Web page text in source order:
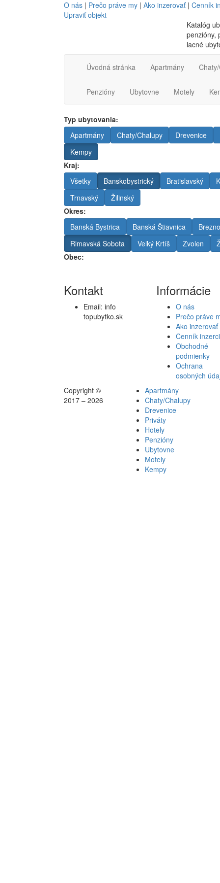
O nás | Prečo práve my | Ako inzerovať| Cenník
Upraviť objekt
Katalóg
penzióny,
lacné
Úvodná stránka Apartmány
Penzióny Ubytovne Motely
Typ ubytovania:
Apartmány
Chaty/Chalupy Drevenice
Kempy
Kraj:
Všetky
Banskobystrický Bratislavský
Trnavský
Žilinský
Okres:
Banská Bystrica
Banská Štiavnica
Brezno
Rimavská Sobota
Veľký Krtíš Zvolen
Obec:
Kontakt
Email: info
topubytko.sk
Informácie
O nás
Prečo práve
Ako inzerovať
Cenník
Obchodné
podmienky
Ochrana
osobných
Copyright ©
2017 – 2026
Apartmány
Chaty/Chalupy
Drevenice
Priváty
Hotely
Penzióny
Ubytovne
Motely
Kempy